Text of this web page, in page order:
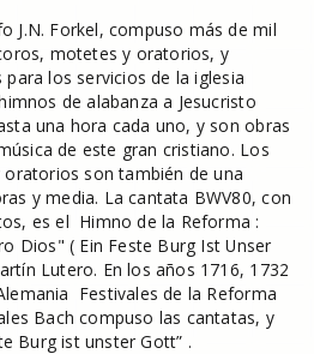
J.N. Forkel, compuso más de mil
motetes y oratorios, y
los servicios de la iglesia
de alabanza a Jesucristo
una hora cada uno, y son obras
de este gran cristiano. Los
son también de una
y media. La cantata BWV80, con
es el Himno de la Reforma :
Dios" ( Ein Feste Burg Ist Unser
Lutero. En los años 1716, 1732
Festivales de la Reforma
Bach compuso las cantatas, y
Burg ist unster Gott” .